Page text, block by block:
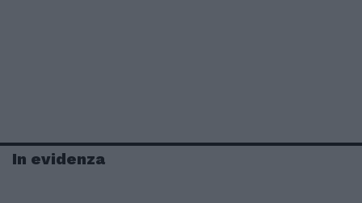
In evidenza